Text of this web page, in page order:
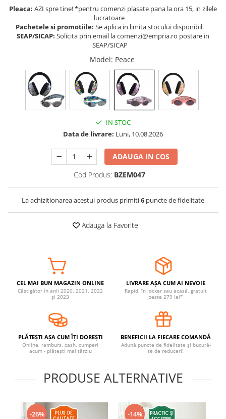
Somnul bebelusului
Carucioare si scaune auto
Tarcuri copii / bebelusi
Ingrijire bebe si mama
Igiena si ingrijire bebelusi
Accesorii bebelusi / nou-nascuti
Perne si saltele bebelusi
Baia bebelusului
Jucarii copii si jocuri educative
Jucarii dentitie
Jocuri educative
Covorase ortopedice senzoriale
Rechizite scolare
Stikere decorative si covoare
Covorase de joaca
Ingrijire adulti
Siguranta animale companie
Carduri Cadou
Pleaca: AZI spre tine! *pentru comenzi plasate pana la ora 15, in zilele
lucratoare
Pachetele si promotiile: Se aplica in limita stocului disponibil.
SEAP/SICAP: Solicita prin email la comenzi@empria.ro postare in
SEAP/SICAP
Model: Peace
IN STOC
Data de livrare: Luni, 10.08.2026
ADAUGA IN COS
Cod Produs: BZEM047
La achizitionarea acestui produs primiti6 puncte de fidelitate
Adauga la Favorite
CEL MAI BUN MAGAZIN ONLINE
Câștigător în anii 2020, 2021, 2022
și 2023
LIVRARE AȘA CUM AI NEVOIE
Rapid, în locker sau acasă, gratuit
peste 279 lei*
PLĂTEȘTI AȘA CUM ÎȚI DOREȘTI
Online, ramburs, cash, cumperi
acum - plătești mai târziu
BENEFICII LA FIECARE COMANDĂ
Adună puncte de fidelitate și bucură-
te de reduceri!
PRODUSE ALTERNATIVE
-26% -14%